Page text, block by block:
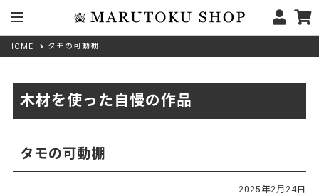
HOME タモの可動棚
木材を使った自慢の作品
タモの可動棚
2025年2月24日